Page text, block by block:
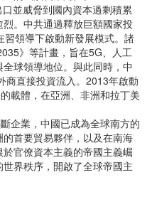
並威脅到國內資本過剩積累
。中共通過釋放巨額國家投
習領導下啟動新發展模式。諸
》等計畫，旨在5G、人工
球領導地位。與此同時，中
商直接投資流入。2013年啟動
載體，在亞洲、非洲和拉丁美
企業，中國已成為全球南方的
首要貿易夥伴，以及在南海
官僚資本主義的帝國主義崛
界秩序，開啟了全球帝國主